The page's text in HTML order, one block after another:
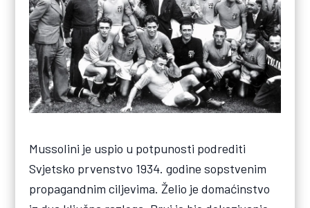
Mussolini je uspio u potpunosti podrediti
Svjetsko prvenstvo 1934. godine sopstvenim
propagandnim ciljevima. Želio je domaćinstvo